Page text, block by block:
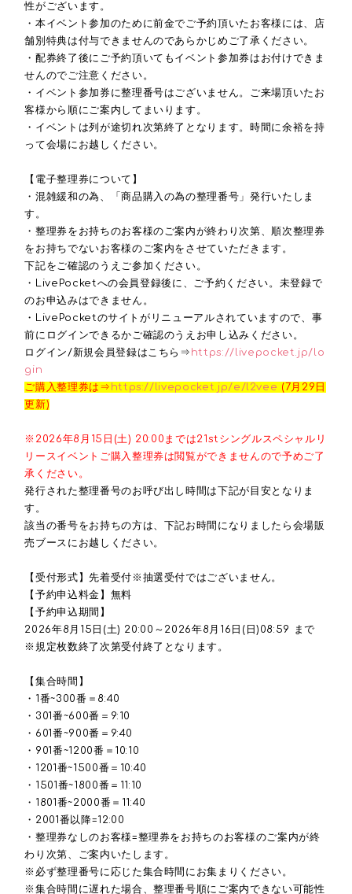
性がございます。
・本イベント参加のために前金でご予約頂いたお客様には、店
舗別特典は付与できませんのであらかじめご了承ください。
・配券終了後にご予約頂いてもイベント参加券はお付けできま
せんのでご注意ください。
・イベント参加券に整理番号はございません。ご来場頂いたお
客様から順にご案内してまいります。
・イベントは列が途切れ次第終了となります。時間に余裕を持
って会場にお越しください。
【電子整理券について】
・混雑緩和の為、「商品購入の為の整理番号」発行いたしま
す。
・整理券をお持ちのお客様のご案内が終わり次第、順次整理券
をお持ちでないお客様のご案内をさせていただきます。
下記をご確認のうえご参加ください。
・LivePocketへの会員登録後に、ご予約ください。未登録で
のお申込みはできません。
・LivePocketのサイトがリニューアルされていますので、事
前にログインできるかご確認のうえお申し込みください。
ログイン/新規会員登録はこちら⇒ https://livepocket.jp/lo
gin
ご購入整理券は⇒ https://livepocket.jp/e/l2vee (7月29日
更新)
※2026年8月15日(土) 20:00までは21stシングルスペシャルリ
リースイベントご購入整理券は閲覧ができませんので予めご了
承ください。
発行された整理番号のお呼び出し時間は下記が目安となりま
す。
該当の番号をお持ちの方は、下記お時間になりましたら会場販
売ブースにお越しください。
【受付形式】先着受付※抽選受付ではございません。
【予約申込料金】無料
【予約申込期間】
2026年8月15日(土) 20:00～2026年8月16日(日)08:59 まで
※規定枚数終了次第受付終了となります。
【集合時間】
・1番~300番＝8:40
・301番~600番＝9:10
・601番~900番＝9:40
・901番~1200番＝10:10
・1201番~1500番＝10:40
・1501番~1800番＝11:10
・1801番~2000番＝11:40
・2001番以降=12:00
・整理券なしのお客様=整理券をお持ちのお客様のご案内が終
わり次第、ご案内いたします。
※必ず整理番号に応じた集合時間にお集まりください。
※集合時間に遅れた場合、整理番号順にご案内できない可能性